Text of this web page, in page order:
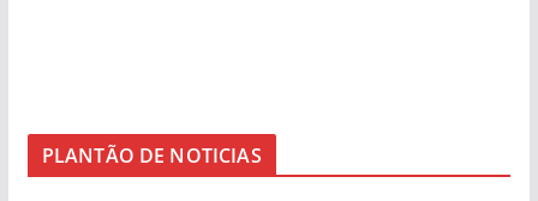
PLANTÃO DE NOTICIAS